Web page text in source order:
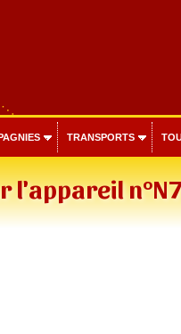
TRANSPORTS
l'appareil